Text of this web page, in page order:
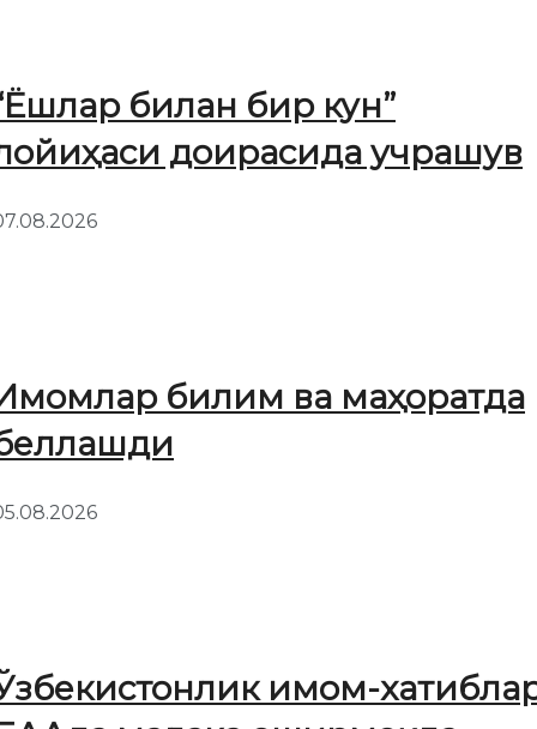
билан бир кун”
доирасида учрашув
билим ва маҳоратда
имом-